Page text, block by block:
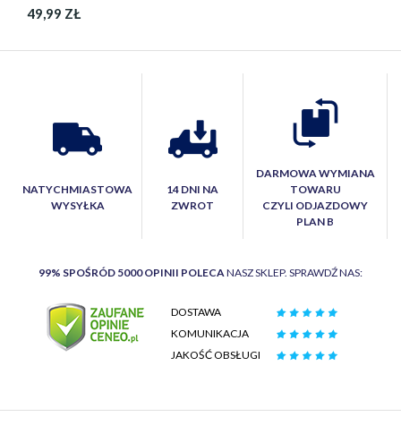
49,99 ZŁ
NATYCHMIASTOWA
WYSYŁKA
14 DNI NA
ZWROT
DARMOWA WYMIANA
TOWARU
CZYLI ODJAZDOWY
PLAN B
99% SPOŚRÓD 5000 OPINII POLECA NASZ SKLEP. SPRAWDŹ NAS:
DOSTAWA
KOMUNIKACJA
JAKOŚĆ OBSŁUGI